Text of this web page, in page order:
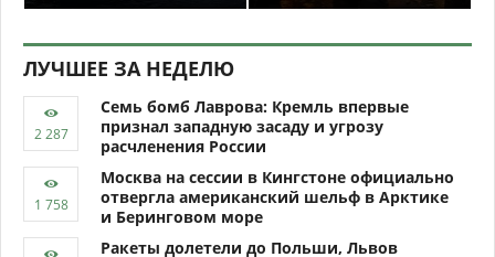
ЛУЧШЕЕ ЗА НЕДЕЛЮ
Семь бомб Лаврова: Кремль впервые
признал западную засаду и угрозу
расчленения России
Москва на сессии в Кингстоне официально
отвергла американский шельф в Арктике
и Беринговом море
Ракеты долетели до Польши, Львов